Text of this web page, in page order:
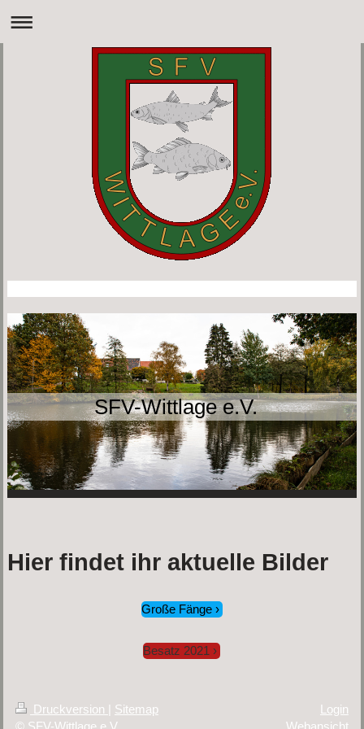
SFV-Wittlage e.V.
Hier findet ihr aktuelle Bilder
Große Fänge
Besatz 2021
Druckversion | Sitemap
Login